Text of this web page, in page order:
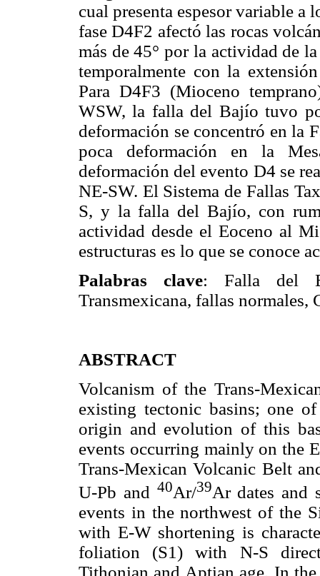
cual presenta espesor variable
fase D4F2 afectó las rocas
más de 45° por la actividad de
temporalmente con la
Para D4F3 (Mioceno
WSW, la falla del Bajío tuvo
deformación se concentró en la
poca deformación en la
deformación del evento D4 se
NE-SW. El Sistema de Fallas
S, y la falla del Bajío, con
actividad desde el Eoceno al
estructuras es lo que se conoce
Palabras clave: Falla del
Transmexicana, fallas normales,
ABSTRACT
Volcanism of the Trans-
existing tectonic basins; one
origin and evolution of this
events occurring mainly on the
Trans-Mexican Volcanic Belt
U-Pb and 40Ar/39Ar dates and
events in the northwest of the
with E-W shortening is
foliation (S1) with N-S
Tithonian and Aptian age. In